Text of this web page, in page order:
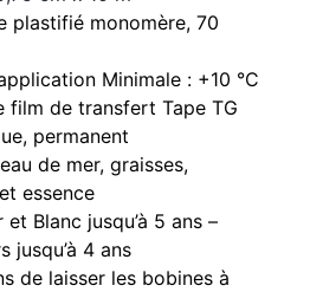
plastifié monomère, 70
Minimale : +10 °C
film de transfert Tape TG
permanent
de mer, graisses,
essence
Blanc jusqu’à 5 ans –
jusqu’à 4 ans
de laisser les bobines à